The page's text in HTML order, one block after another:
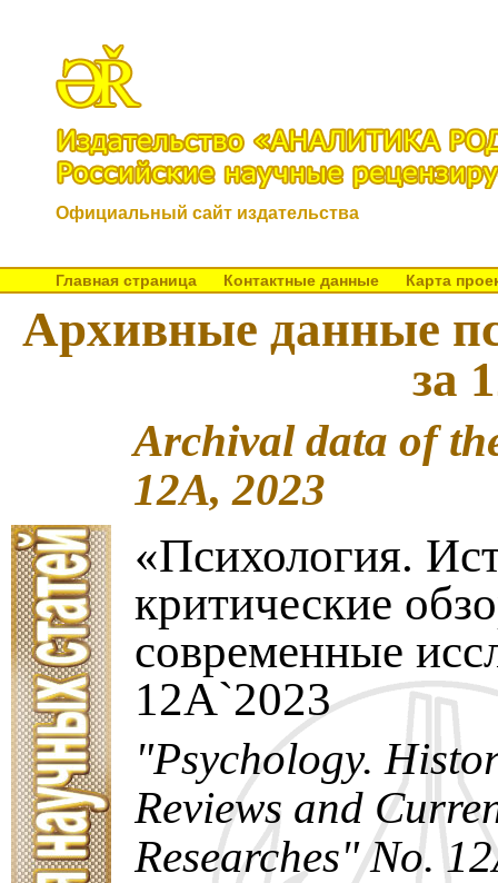
Официальный сайт издательства
Главная страница Контактные данные Карта
Архивные данные
за
Archival data of
12A, 2023
«Психология.
критические
современные
12A`2023
"Psychology.
Reviews and
Researches" No.